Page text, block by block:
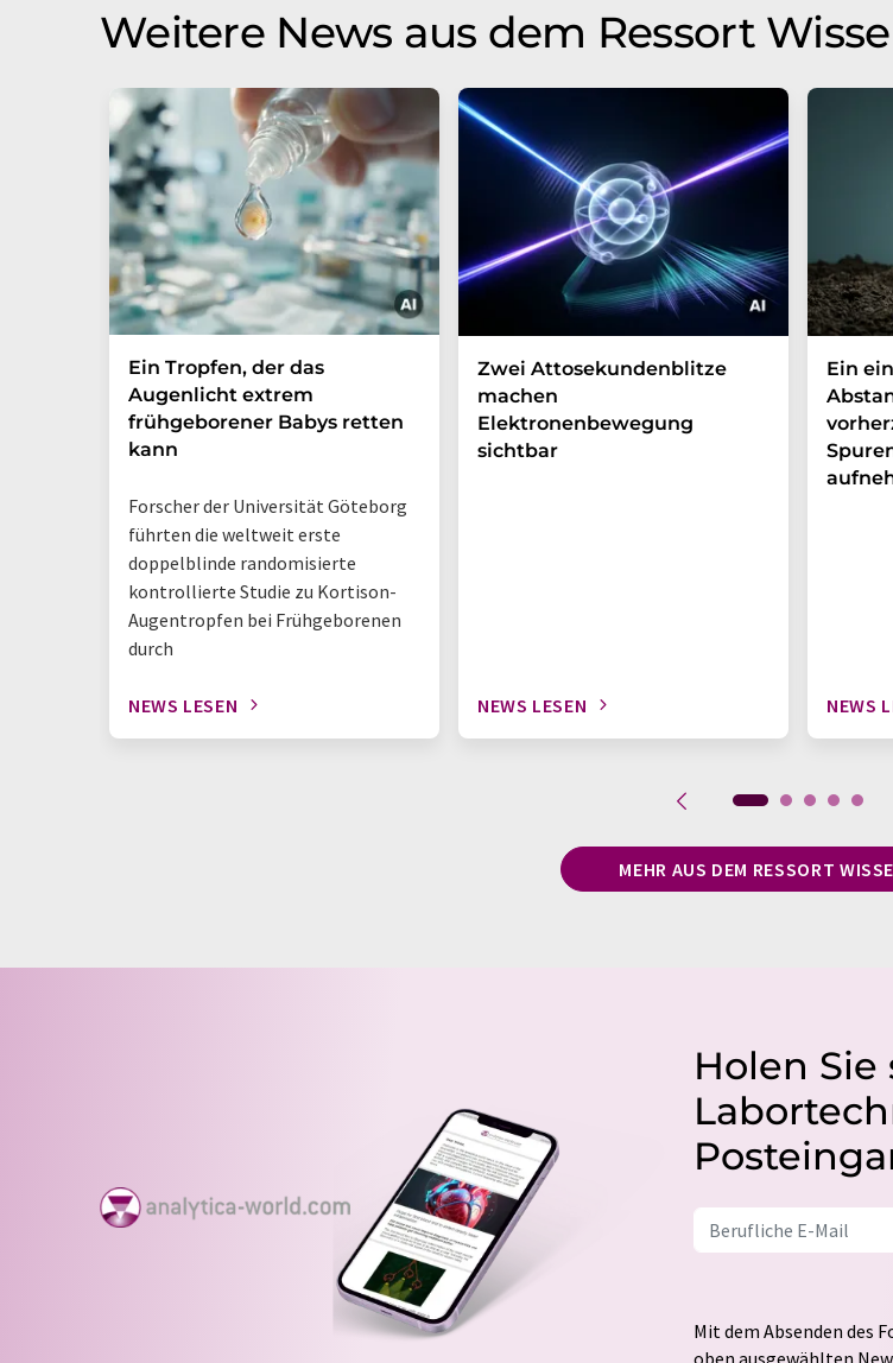
Weitere News aus dem Ressort
Ein Tropfen, der das
Augenlicht extrem
frühgeborener Babys retten
kann
Forscher der Universität Göteborg
führten die weltweit erste
doppelblinde randomisierte
kontrollierte Studie zu Kortison-
Augentropfen bei Frühgeborenen
durch
NEWS LESEN
Zwei Attosekundenblitze
machen
Elektronenbewegung
sichtbar
NEWS LESEN
Ein
NEWS
MEHR AUS DEM RESSORT
Holen
Mit dem Absenden des
oben ausgewählten